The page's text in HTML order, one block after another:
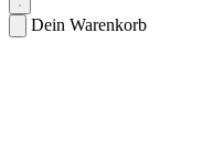
Dein Warenkorb